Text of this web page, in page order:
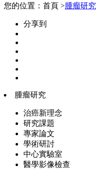
您的位置：首頁 >腫瘤研究
分享到
腫瘤研究
治癌新理念
研究課題
專家論文
學術研討
中心實驗室
醫學影像檢查